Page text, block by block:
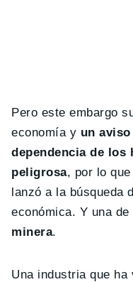
Pero este embargo
economía y un
dependencia de los
peligrosa, por lo
lanzó a la búsqueda
económica. Y una
minera.
Una industria que